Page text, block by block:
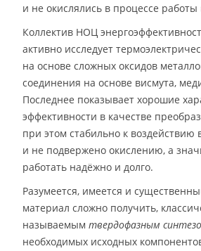
и не окислялись в процессе
Коллектив НОЦ
активно исследует
на основе сложных оксидов
соединения на основе висмута,
Последнее показывает хорошие
эффективности в качестве
при этом стабильно к воздействию
и не подвержено окислению, а
работать надёжно и долго.
Разумеется, имеется и
материал сложно получить,
называемым твердофазным
необходимых исходных